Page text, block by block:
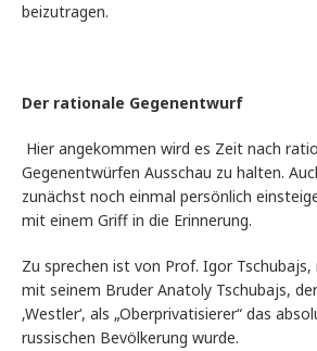
beizutragen.
Der rationale Gegenentwurf
Hier angekommen wird es Zeit nach
Gegenentwürfen Ausschau zu halten.
zunächst noch einmal persönlich
mit einem Griff in die Erinnerung.
Zu sprechen ist von Prof. Igor
mit seinem Bruder Anatoly Tschubajs,
‚Westler‘, als „Oberprivatisierer“ das
russischen Bevölkerung wurde.